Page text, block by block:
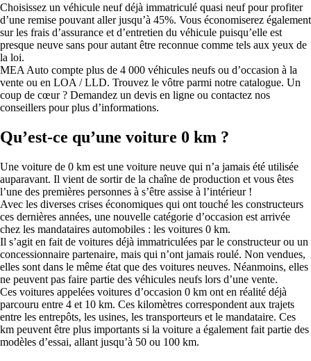
Choisissez un véhicule neuf déjà immatriculé quasi neuf pour profiter
d’une remise pouvant aller jusqu’à 45%. Vous économiserez également
sur les frais d’assurance et d’entretien du véhicule puisqu’elle est
presque neuve sans pour autant être reconnue comme tels aux yeux de
la loi.
MEA Auto compte plus de 4 000 véhicules neufs ou d’occasion à la
vente ou en LOA / LLD. Trouvez le vôtre parmi notre catalogue. Un
coup de cœur ? Demandez un devis en ligne ou contactez nos
conseillers pour plus d’informations.
Qu’est-ce qu’une voiture 0 km ?
Une voiture de 0 km est une voiture neuve qui n’a jamais été utilisée
auparavant. Il vient de sortir de la chaîne de production et vous êtes
l’une des premières personnes à s’être assise à l’intérieur !
Avec les diverses crises économiques qui ont touché les constructeurs
ces dernières années, une nouvelle catégorie d’occasion est arrivée
chez les mandataires automobiles : les voitures 0 km.
Il s’agit en fait de voitures déjà immatriculées par le constructeur ou un
concessionnaire partenaire, mais qui n’ont jamais roulé. Non vendues,
elles sont dans le même état que des voitures neuves. Néanmoins, elles
ne peuvent pas faire partie des véhicules neufs lors d’une vente.
Ces voitures appelées voitures d’occasion 0 km ont en réalité déjà
parcouru entre 4 et 10 km. Ces kilomètres correspondent aux trajets
entre les entrepôts, les usines, les transporteurs et le mandataire. Ces
km peuvent être plus importants si la voiture a également fait partie des
modèles d’essai, allant jusqu’à 50 ou 100 km.